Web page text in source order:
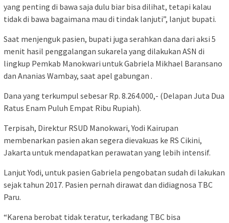
yang penting di bawa saja dulu biar bisa dilihat, tetapi kalau
tidak di bawa bagaimana mau di tindak lanjuti”, lanjut bupati.
Saat menjenguk pasien, bupati juga serahkan dana dari aksi 5
menit hasil penggalangan sukarela yang dilakukan ASN di
lingkup Pemkab Manokwari untuk Gabriela Mikhael Baransano
dan Ananias Wambay, saat apel gabungan .
Dana yang terkumpul sebesar Rp. 8.264.000,- (Delapan Juta Dua
Ratus Enam Puluh Empat Ribu Rupiah).
Terpisah, Direktur RSUD Manokwari, Yodi Kairupan
membenarkan pasien akan segera dievakuas ke RS Cikini,
Jakarta untuk mendapatkan perawatan yang lebih intensif.
Lanjut Yodi, untuk pasien Gabriela pengobatan sudah di lakukan
sejak tahun 2017. Pasien pernah dirawat dan didiagnosa TBC
Paru.
“Karena berobat tidak teratur, terkadang TBC bisa